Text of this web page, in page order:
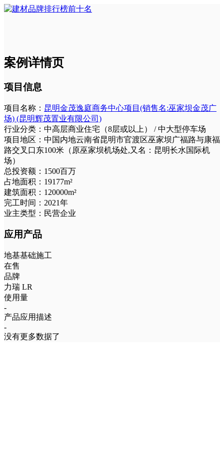
案例详情页
项目信息
项目名称： 昆明金茂逸庭商务中心项目(销售名:巫家坝金茂广
场) (昆明辉茂置业有限公司)
行业分类： 中高层商业住宅（8层或以上） / 中大型停车场
项目地区： 中国内地云南省昆明市官渡区巫家坝广福路与康福
路交叉口东100米（原巫家坝机场处,又名：昆明长水国际机
场）
总投资额： 1500百万
占地面积： 19177m²
建筑面积： 120000m²
完工时间： 2021年
业主类型： 民营企业
应用产品
地基基础施工
在售
品牌
力瑞 LR
使用量
-
产品应用描述
-
没有更多数据了